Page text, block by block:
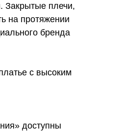
Закрытые плечи,
на протяжении
бренда
с высоким
доступны